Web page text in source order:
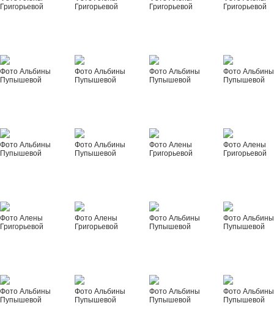
Григорьевой
Григорьевой
Григорьевой
Григорьевой
Фото Альбины
Пупышевой
Фото Альбины
Пупышевой
Фото Альбины
Пупышевой
Фото Альбины
Пупышевой
Фото Альбины
Пупышевой
Фото Альбины
Пупышевой
Фото Алены
Григорьевой
Фото Алены
Григорьевой
Фото Алены
Григорьевой
Фото Алены
Григорьевой
Фото Альбины
Пупышевой
Фото Альбины
Пупышевой
Фото Альбины
Пупышевой
Фото Альбины
Пупышевой
Фото Альбины
Пупышевой
Фото Альбины
Пупышевой